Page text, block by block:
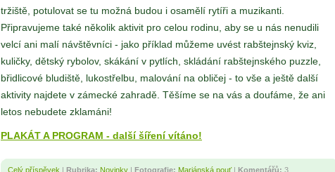
tržiště, potulovat se tu možná budou i osamělí rytíři a muzikanti.
Připravujeme také několik aktivit pro celou rodinu, aby se u nás nenudili
velcí ani malí návštěvníci - jako příklad můžeme uvést rabštejnský kviz,
kuličky, dětský rybolov, skákání v pytlích, skládání rabštejnského puzzle,
břidlicové bludiště, lukostřelbu, malování na obličej - to vše a ještě další
aktivity najdete v zámecké zahradě. Těšíme se na vás a doufáme, že ani
letos nebudete zklamáni!
PLAKÁT A PROGRAM - další šíření vítáno!
Celý příspěvek | Rubrika: Novinky | Fotografie: Mariánská pouť | Komentářů: 3